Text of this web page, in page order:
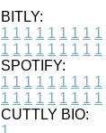
BITLY:
1 1 1 1 1 1 1 1 1
1 1 1 1 1 1 1 1 1
SPOTIFY:
1 1 1 1 1 1 1 1 1
1 1 1 1 1 1 1 1 1
CUTTLY BIO: